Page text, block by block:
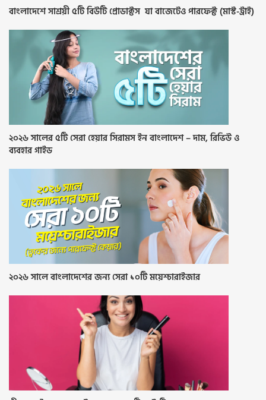
বাংলাদেশে সাশ্রয়ী ৫টি বিউটি প্রোডাক্টস যা বাজেটেও পারফেক্ট (মাস্ট-ট্রাই)
২০২৬ সালের ৫টি সেরা হেয়ার সিরামস ইন বাংলাদেশ – দাম, রিভিউ ও
ব্যবহার গাইড
২০২৬ সালে বাংলাদেশের জন্য সেরা ১০টি ময়েশ্চারাইজার